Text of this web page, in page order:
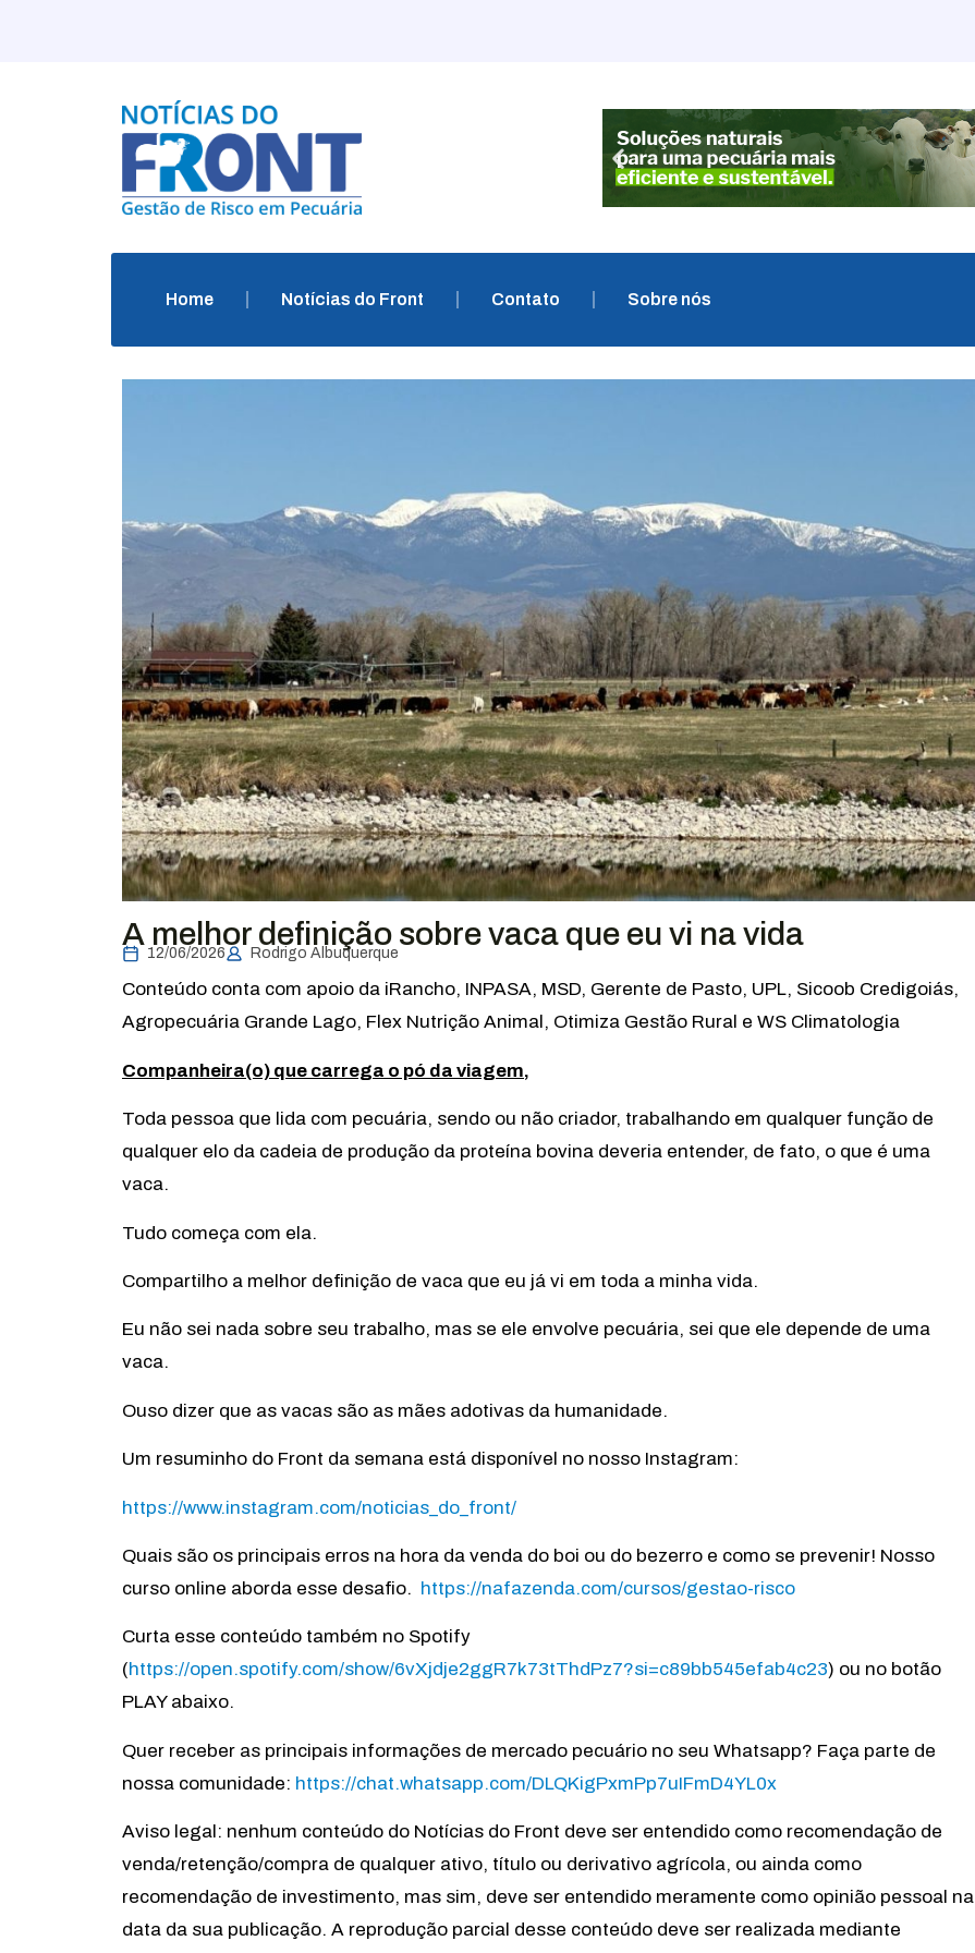
Home Notícias do Front Contato Sobre nós
A melhor definição sobre vaca que eu vi na vida
12/06/2026 Rodrigo Albuquerque
Conteúdo conta com apoio da iRancho, INPASA, MSD, Gerente de Pasto, UPL, Sicoob Credigoiás,
Agropecuária Grande Lago, Flex Nutrição Animal, Otimiza Gestão Rural e WS Climatologia
Companheira(o) que carrega o pó da viagem,
Toda pessoa que lida com pecuária, sendo ou não criador, trabalhando em qualquer função de
qualquer elo da cadeia de produção da proteína bovina deveria entender, de fato, o que é uma
vaca.
Tudo começa com ela.
Compartilho a melhor definição de vaca que eu já vi em toda a minha vida.
Eu não sei nada sobre seu trabalho, mas se ele envolve pecuária, sei que ele depende de uma
vaca.
Ouso dizer que as vacas são as mães adotivas da humanidade.
Um resuminho do Front da semana está disponível no nosso Instagram:
https://www.instagram.com/noticias_do_front/
Quais são os principais erros na hora da venda do boi ou do bezerro e como se prevenir! Nosso
curso online aborda esse desafio. https://nafazenda.com/cursos/gestao-risco
Curta esse conteúdo também no Spotify
(https://open.spotify.com/show/6vXjdje2ggR7k73tThdPz7?si=c89bb545efab4c23) ou no botão
PLAY abaixo.
Quer receber as principais informações de mercado pecuário no seu Whatsapp? Faça parte de
nossa comunidade: https://chat.whatsapp.com/DLQKigPxmPp7uIFmD4YL0x
Aviso legal: nenhum conteúdo do Notícias do Front deve ser entendido como recomendação de
venda/retenção/compra de qualquer ativo, título ou derivativo agrícola, ou ainda como
recomendação de investimento, mas sim, deve ser entendido meramente como opinião pessoal na
data da sua publicação. A reprodução parcial desse conteúdo deve ser realizada mediante